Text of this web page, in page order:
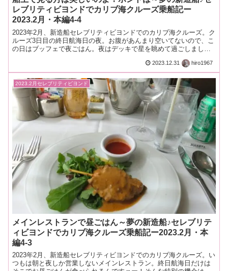
レブリティビヨンドでカリブ海クルーズ乗船記ー
2023.2月・本編4-4
2023年2月、新造船セレブリティビヨンドでのカリブ海クルーズ。ク
ルーズ3日目の終日航海日の夜。お腹があんまり空いてないので、こ
の日はブッフェで夜ごはん。夜はデッキで星を眺めて過ごしまし
2023.12.31 hiro1967
2023.2月セレブリティビヨンド
メインレストランで昼ごはん～夢の新造船♪セレブリテ
ィビヨンドでカリブ海クルーズ乗船記ー2023.2月・本
編4-3
2023年2月、新造船セレブリティビヨンドでのカリブ海クルーズ。い
つもは朝と夜しか営業しないメインレストラン。終日航海日だけは